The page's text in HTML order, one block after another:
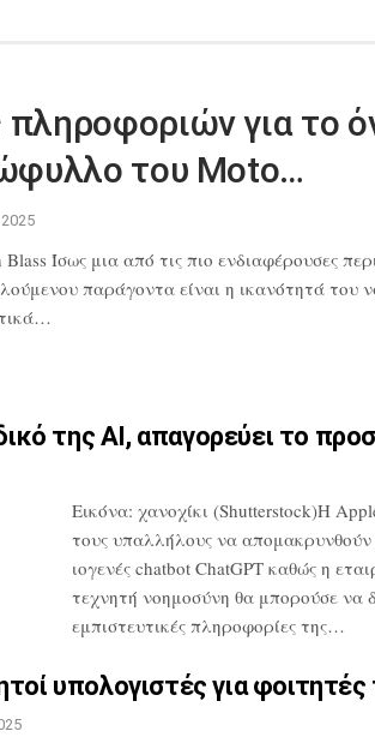
πληροφοριών για το
του Moto…
Ίσως μια από τις πιο ενδιαφέρουσες
παράγοντα είναι η ικανότητά του
της AI,απαγορεύει το
Εικόνα: χανοχίκι (Shutterstock)Η
τους υπαλλήλους νααπομακρυνθούν
ιογενέςchatbot ChatGPT καθώς η
τεχνητή νοημοσύνη θαμπορούσε να
εμπιστευτικέςπληροφορίες της…
υπολογιστές γιαφοιτητές